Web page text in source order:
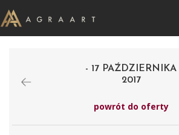
- 17 PAŹDZIERNIKA
2017
powrót do oferty